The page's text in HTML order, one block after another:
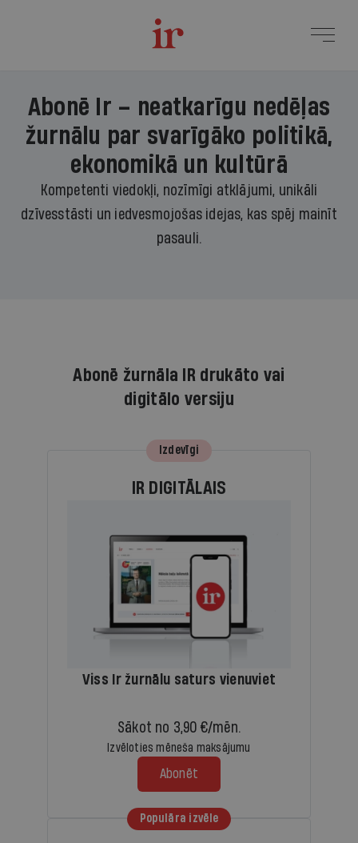
Abonē Ir – neatkarīgu nedēļas
žurnālu par svarīgāko politikā,
ekonomikā un kultūrā
Kompetenti viedokļi, nozīmīgi atklājumi, unikāli
dzīvesstāsti un iedvesmojošas idejas, kas spēj mainīt
pasauli.
Abonē žurnāla IR drukāto vai
digitālo versiju
Izdevīgi
IR DIGITĀLAIS
Viss Ir žurnālu saturs vienuviet
Sākot no 3,90 €/mēn.
Izvēloties mēneša maksājumu
Abonēt
Populāra izvēle